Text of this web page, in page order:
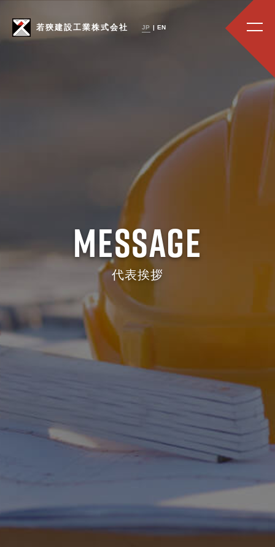
若狹建設工業株式会社 JP | EN
Message
代表挨拶